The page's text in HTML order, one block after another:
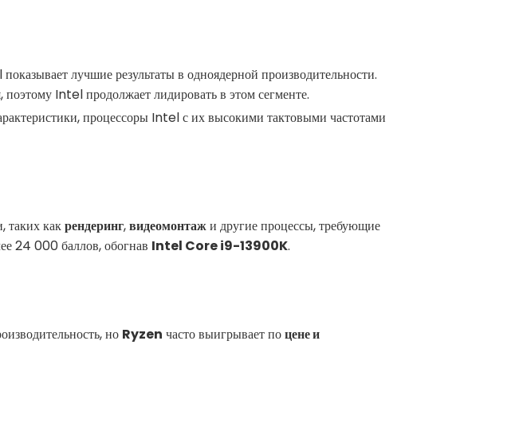
лучшие результаты в одноядерной производительности.
, поэтому Intel продолжает лидировать в этом сегменте.
процессоры Intel с их высокими тактовыми частотами
таких какрендеринг,видеомонтажи другие процессы, требующие
24 000 баллов, обогнав Intel Core i9-13900K.
но Ryzen часто выигрывает поцене и